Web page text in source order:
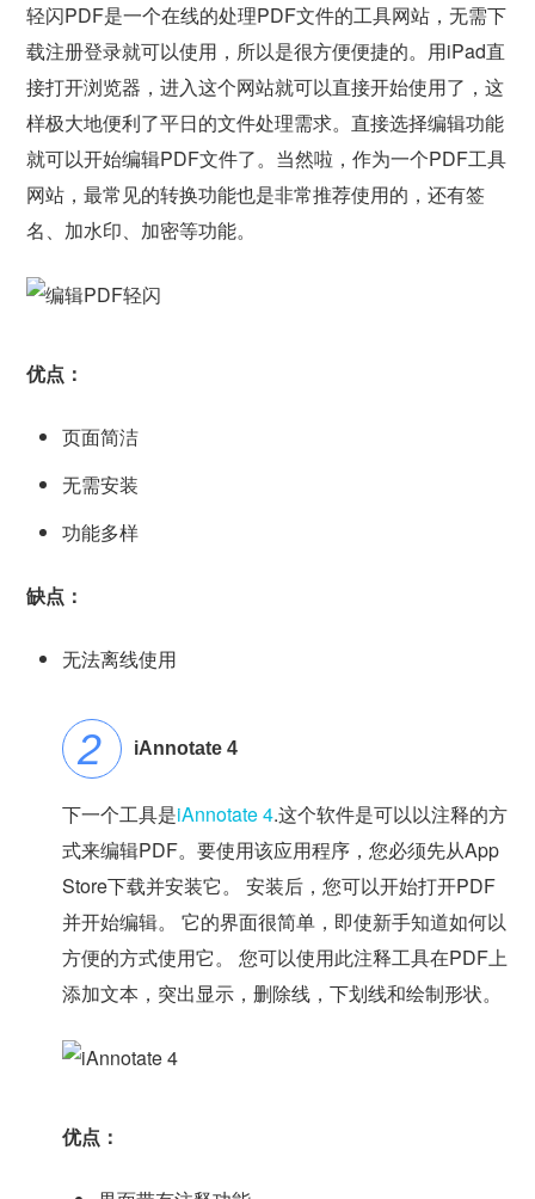
轻闪PDF是一个在线的处理PDF文件的工具网站，无需下
载注册登录就可以使用，所以是很方便便捷的。用iPad直
接打开浏览器，进入这个网站就可以直接开始使用了，这
样极大地便利了平日的文件处理需求。直接选择编辑功能
就可以开始编辑PDF文件了。当然啦，作为一个PDF工具
网站，最常见的转换功能也是非常推荐使用的，还有签
名、加水印、加密等功能。
优点：
页面简洁
无需安装
功能多样
缺点：
无法离线使用
iAnnotate 4
下一个工具是iAnnotate 4.这个软件是可以以注释的方
式来编辑PDF。要使用该应用程序，您必须先从App
Store下载并安装它。 安装后，您可以开始打开PDF
并开始编辑。 它的界面很简单，即使新手知道如何以
方便的方式使用它。 您可以使用此注释工具在PDF上
添加文本，突出显示，删除线，下划线和绘制形状。
优点：